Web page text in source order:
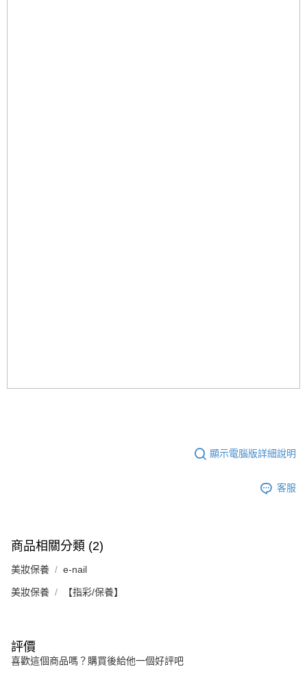
顯示電腦版詳細說明
客服
商品相關分類 (2)
美妝保養 e-nail
美妝保養 【指彩/保養】
評價
喜歡這個商品嗎？購買後給他一個好評吧